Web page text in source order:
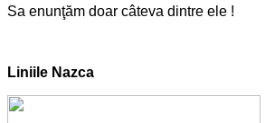
Sa enunţăm doar câteva dintre ele !
Liniile Nazca